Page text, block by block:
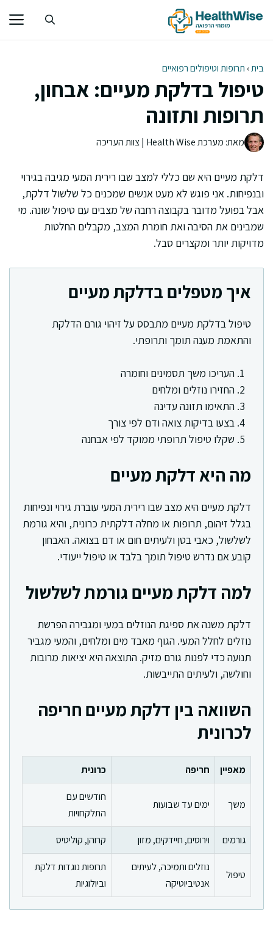
לתוכן
בית› תרופות וטיפולים רפואיים
טיפול בדלקת מעיים: אבחון,
תרופות ותזונה
מאת: מערכת Health Wise | צוות העריכה
דלקת מעיים היא שם כללי למצב שבו רירית המעי מגיבה בגירוי
ובנפיחות. אני פוגש לא מעט אנשים שמכנים כל שלשול דלקת,
אבל בפועל מדובר בקבוצה רחבה של מצבים עם טיפול שונה. מי
שמבינים את הסיבה ואת חומרת המצב, מקבלים החלטות
מדויקות יותר ומקצרים סבל.
איך מטפלים בדלקת מעיים
טיפול בדלקת מעיים מתבסס על זיהוי גורם הדלקת
והתאמת מענה תומך ותרופתי.
העריכו משך תסמינים וחומרה
החזירו נוזלים ומלחים
התאימו תזונה עדינה
בצעו בדיקות צואה ודם לפי צורך
שקלו טיפול תרופתי ממוקד לפי אבחנה
מה היא דלקת מעיים
דלקת מעיים היא מצב שבו רירית המעי עוברת גירוי ונפיחות
בגלל זיהום, תרופות או מחלה דלקתית כרונית, והיא גורמת
לשלשול, כאבי בטן ולעיתים חום או דם בצואה. האבחון
קובע אם נדרש טיפול תומך בלבד או טיפול ייעודי.
למה דלקת מעיים גורמת לשלשול
דלקת משנה את ספיגת הנוזלים במעי ומגבירה הפרשת
נוזלים לחלל המעי. הגוף מאבד מים ומלחים, והמעי מגביר
תנועה כדי לפנות גורם מזיק. התוצאה היא יציאות מרובות
וחולשה, ולעיתים התייבשות.
השוואה בין דלקת מעיים חריפה
לכרונית
מאפיין חריפה כרונית
משך ימים עד שבועות
חודשים עם
התלקחויות
גורמים
וירוסים, חיידקים, מזון קרוהן, קוליטיס
טיפול
נוזלים ותמיכה, לעיתים
אנטיביוטיקה
תרופות נוגדות דלקת
וביולוגיות